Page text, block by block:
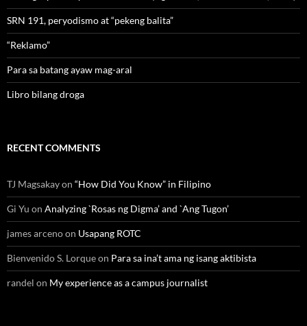
SRN 191, peryodismo at “pekeng balita”
“Reklamo”
Para sa batang ayaw mag-aral
Libro bilang droga
RECENT COMMENTS
TJ Magsakayon “How Did You Know” in Filipino
Gi Yu on Analyzing `Rosas ng Digma’ and `Ang Tugon’
james arcenoon Usapang ROTC
Bienvenido S. Lorqueon Para sa ina’t ama ng isang aktibista
randel on My experience as a campus journalist